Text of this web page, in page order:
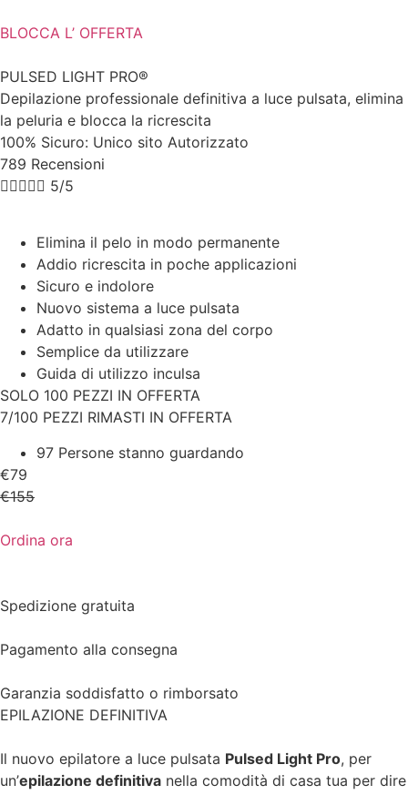
BLOCCA L’ OFFERTA
PULSED LIGHT PRO®
Depilazione professionale definitiva a luce pulsata, elimina
la peluria e blocca la ricrescita
100% Sicuro: Unico sito Autorizzato
789 Recensioni
 5/5
Elimina il pelo in modo permanente
Addio ricrescita in poche applicazioni
Sicuro e indolore
Nuovo sistema a luce pulsata
Adatto in qualsiasi zona del corpo
Semplice da utilizzare
Guida di utilizzo inculsa
SOLO 100 PEZZI IN OFFERTA
7/100 PEZZI RIMASTI IN OFFERTA
97 Persone stanno guardando
€79
€155
Ordina ora
Spedizione gratuita
Pagamento alla consegna
Garanzia soddisfatto o rimborsato
EPILAZIONE DEFINITIVA
Il nuovo epilatore a luce pulsata Pulsed Light Pro, per
un’epilazione definitiva nella comodità di casa tua per dire